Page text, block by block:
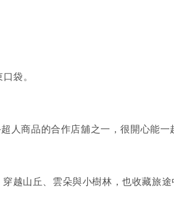
袋。
人商品的合作店舖之一，很開心能一
越山丘、雲朵與小樹林，也收藏旅